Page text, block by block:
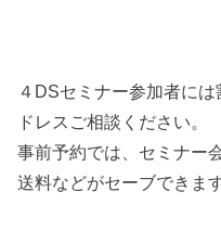
４DSセミナー参加者に
ドレスご相談ください。
事前予約では、セミナー
送料などがセーブできます